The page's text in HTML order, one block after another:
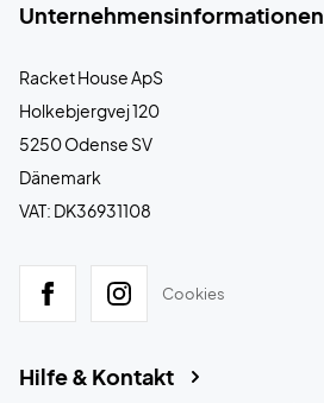
Unternehmensinformationen
Racket House ApS
Holkebjergvej 120
5250 Odense SV
Dänemark
VAT: DK36931108
Cookies
Hilfe & Kontakt